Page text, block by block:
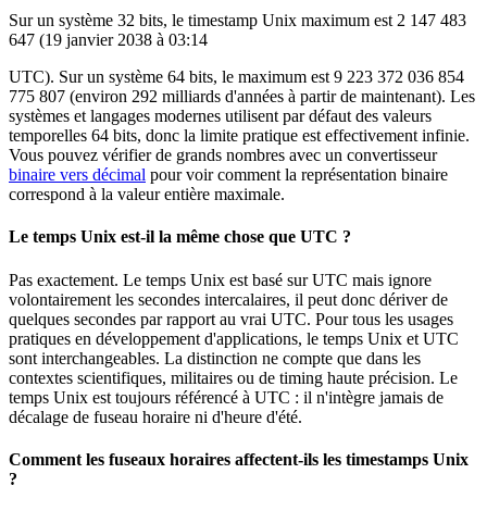
Sur un système 32 bits, le timestamp Unix maximum est 2 147 483
647 (19 janvier 2038 à 03:14
UTC). Sur un système 64 bits, le maximum est 9 223 372 036 854
775 807 (environ 292 milliards d'années à partir de maintenant). Les
systèmes et langages modernes utilisent par défaut des valeurs
temporelles 64 bits, donc la limite pratique est effectivement infinie.
Vous pouvez vérifier de grands nombres avec un convertisseur
binaire vers décimal pour voir comment la représentation binaire
correspond à la valeur entière maximale.
Le temps Unix est-il la même chose que UTC ?
Pas exactement. Le temps Unix est basé sur UTC mais ignore
volontairement les secondes intercalaires, il peut donc dériver de
quelques secondes par rapport au vrai UTC. Pour tous les usages
pratiques en développement d'applications, le temps Unix et UTC
sont interchangeables. La distinction ne compte que dans les
contextes scientifiques, militaires ou de timing haute précision. Le
temps Unix est toujours référencé à UTC : il n'intègre jamais de
décalage de fuseau horaire ni d'heure d'été.
Comment les fuseaux horaires affectent-ils les timestamps Unix
?